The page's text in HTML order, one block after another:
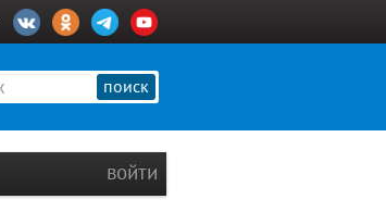
поиск
войти